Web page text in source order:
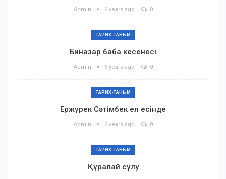
Admin 6 years ago 0
ТАРИХ-ТАНЫМ
Биназар баба кесенесі
Admin 6 years ago 0
ТАРИХ-ТАНЫМ
Ержүрек Сәтімбек ел есінде
Admin 6 years ago 0
ТАРИХ-ТАНЫМ
Құралай сұлу